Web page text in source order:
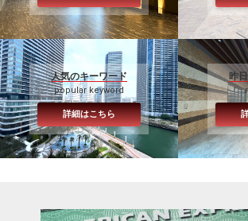
人気のキーワード
popular keyword
詳細はこちら
昨